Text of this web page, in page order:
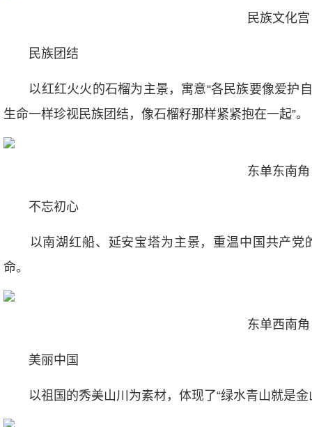
民族文化宫
民族团结
以红红火火的石榴为主景，寓意“各民族要像爱护
生命一样珍视民族团结，像石榴籽那样紧紧抱在一起”。
东单东南角
不忘初心
以南湖红船、延安宝塔为主景，重温中国共产党
命。
东单西南角
美丽中国
以祖国的秀美山川为素材，体现了“绿水青山就是金